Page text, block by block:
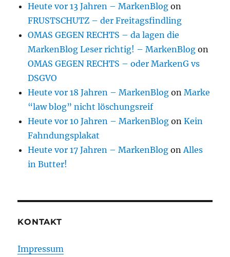
Heute vor 13 Jahren – MarkenBlog on
FRUSTSCHUTZ – der Freitagsfindling
OMAS GEGEN RECHTS – da lagen die
MarkenBlog Leser richtig! – MarkenBlog on
OMAS GEGEN RECHTS – oder MarkenG vs
DSGVO
Heute vor 18 Jahren – MarkenBlog onMarke
“law blog” nicht löschungsreif
Heute vor 10 Jahren – MarkenBlog onKein
Fahndungsplakat
Heute vor 17 Jahren – MarkenBlog onAlles
in Butter!
KONTAKT
Impressum